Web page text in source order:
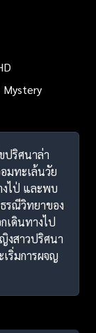
Mystery
ปริศนาล่า
มทะเล้นวัย
งไป่ และพบ
รณีวิทยาของ
เดินทางไป
งสาวปริศนา
เริ่มการผจญ